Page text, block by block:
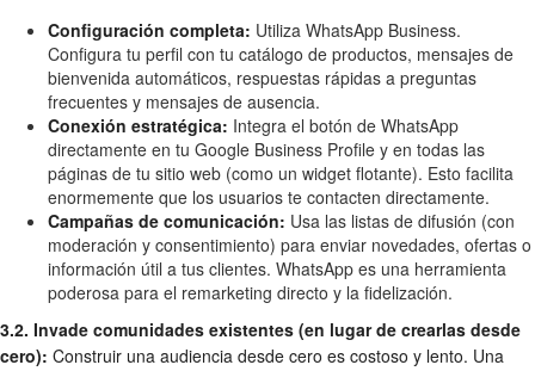
Configuración completa: Utiliza WhatsApp Business.
Configura tu perfil con tu catálogo de productos, mensajes de
bienvenida automáticos, respuestas rápidas a preguntas
frecuentes y mensajes de ausencia.
Conexión estratégica: Integra el botón de WhatsApp
directamente en tu Google Business Profile y en todas las
páginas de tu sitio web (como un widget flotante). Esto facilita
enormemente que los usuarios te contacten directamente.
Campañas de comunicación: Usa las listas de difusión (con
moderación y consentimiento) para enviar novedades, ofertas o
información útil a tus clientes. WhatsApp es una herramienta
poderosa para el remarketing directo y la fidelización.
3.2. Invade comunidades existentes (en lugar de crearlas desde
cero): Construir una audiencia desde cero es costoso y lento. Una